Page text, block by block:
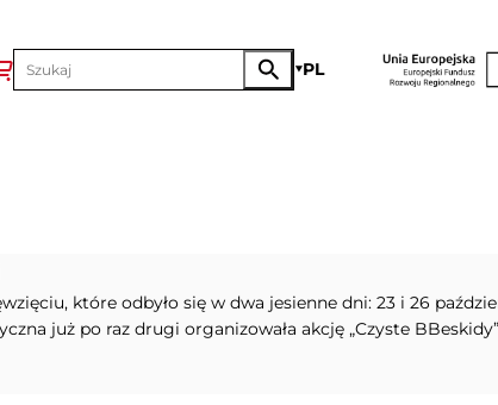
PL
które odbyło się w dwa jesienne dni: 23 i 26
już po raz drugi organizowała akcję „Czyste